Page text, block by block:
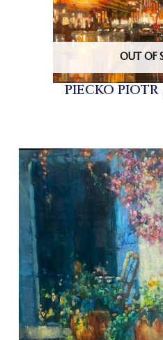
OUT OF
PIECKO PIOTR